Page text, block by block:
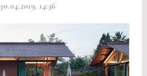
30.04.2019, 14:56